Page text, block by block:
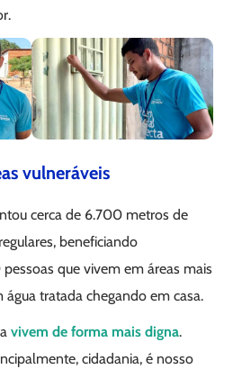
vulneráveis
cerca de 6.700 metros de
beneficiando
que vivem em áreas mais
tratada chegando em casa.
vivem de forma mais digna.
cidadania, é nosso